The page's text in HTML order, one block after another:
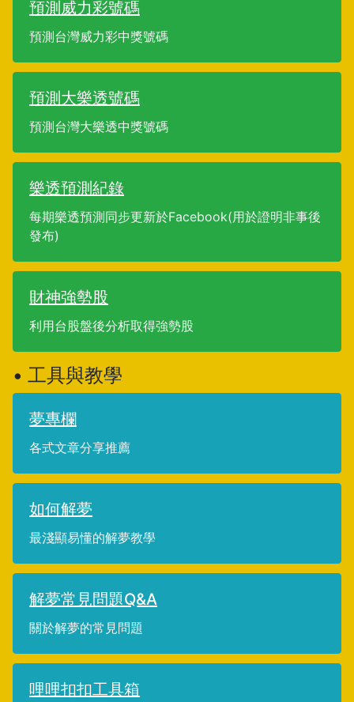
預測威力彩號碼
預測台灣威力彩中獎號碼
預測大樂透號碼
預測台灣大樂透中獎號碼
樂透預測紀錄
每期樂透預測同步更新於Facebook(用於證明非事後
發布)
財神強勢股
利用台股盤後分析取得強勢股
• 工具與教學
夢專欄
各式文章分享推薦
如何解夢
最淺顯易懂的解夢教學
解夢常見問題Q&A
關於解夢的常見問題
哩哩扣扣工具箱